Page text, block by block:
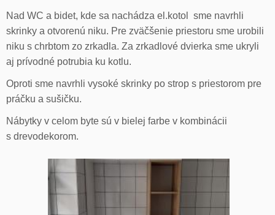
Nad WC a bidet, kde sa nachádza el.kotol sme navrhli
skrinky a otvorenú niku. Pre zväčšenie priestoru sme urobili
niku s chrbtom zo zrkadla. Za zrkadlové dvierka sme ukryli
aj prívodné potrubia ku kotlu.
Oproti sme navrhli vysoké skrinky po strop s priestorom pre
práčku a sušičku.
Nábytky v celom byte sú v bielej farbe v kombinácii
s drevodekorom.